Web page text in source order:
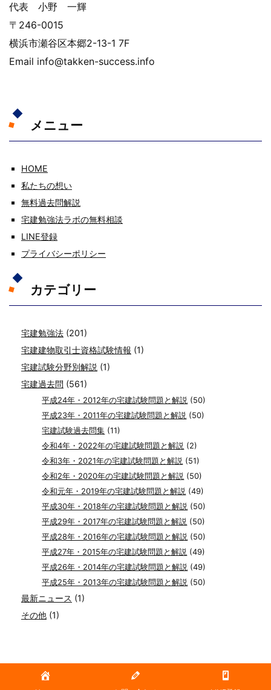
代表 小野 一輝
〒246-0015
横浜市瀬谷区本郷2-13-1 7F
Email info@takken-success.info
メニュー
HOME
私たちの想い
無料過去問解説
宅建勉強法ラボの無料相談
LINE登録
プライバシーポリシー
カテゴリー
宅建勉強法 (201)
宅建建物取引士資格試験情報 (1)
宅建試験分野別解説 (1)
宅建過去問 (561)
平成24年・2012年の宅建試験問題と解説 (50)
平成23年・2011年の宅建試験問題と解説 (50)
宅建試験過去問集 (11)
令和4年・2022年の宅建試験問題と解説 (2)
令和3年・2021年の宅建試験問題と解説 (51)
令和2年・2020年の宅建試験問題と解説 (50)
令和元年・2019年の宅建試験問題と解説 (49)
平成30年・2018年の宅建試験問題と解説 (50)
平成29年・2017年の宅建試験問題と解説 (50)
平成28年・2016年の宅建試験問題と解説 (50)
平成27年・2015年の宅建試験問題と解説 (49)
平成26年・2014年の宅建試験問題と解説 (49)
平成25年・2013年の宅建試験問題と解説 (50)
最新ニュース (1)
その他 (1)